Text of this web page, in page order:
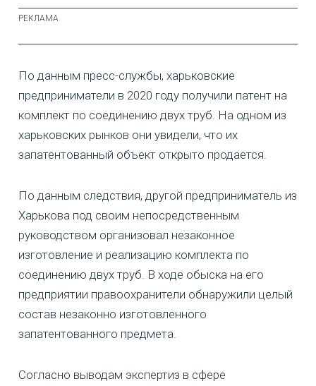
По данным пресс-службы, харьковские
предприниматели в 2020 году получили патент на
комплект по соединению двух труб. На одном из
харьковских рынков они увидели, что их
запатентованный объект открыто продается.
По данным следствия, другой предприниматель из
Харькова под своим непосредственным
руководством организовал незаконное
изготовление и реализацию комплекта по
соединению двух труб. В ходе обыска на его
предприятии правоохранители обнаружили целый
состав незаконно изготовленного
запатентованного предмета.
Согласно выводам экспертиз в сфере